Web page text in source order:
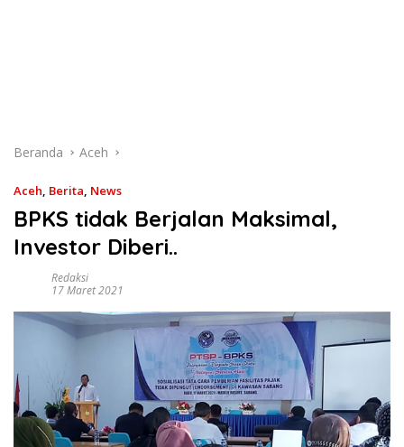
Beranda Aceh
Aceh, Berita, News
BPKS tidak Berjalan Maksimal,
Investor Diberi..
Redaksi
17 Maret 2021